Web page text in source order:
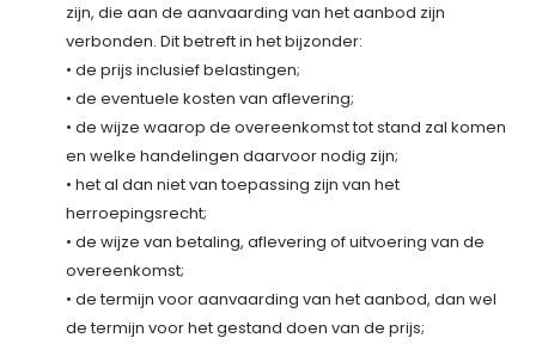
zijn, die aan de aanvaarding van het aanbod zijn
verbonden. Dit betreft in het bijzonder:
• de prijs inclusief belastingen;
• de eventuele kosten van aflevering;
• de wijze waarop de overeenkomst tot stand zal komen
en welke handelingen daarvoor nodig zijn;
• het al dan niet van toepassing zijn van het
herroepingsrecht;
• de wijze van betaling, aflevering of uitvoering van de
overeenkomst;
• de termijn voor aanvaarding van het aanbod, dan wel
de termijn voor het gestand doen van de prijs;